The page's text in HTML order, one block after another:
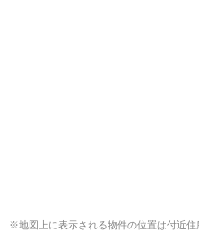
※地図上に表示される物件の位置は付近